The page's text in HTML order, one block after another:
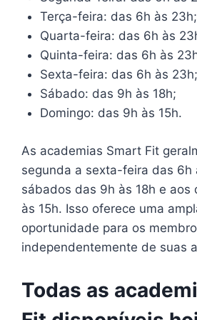
Terça-feira: das 6h às 23h;
Quarta-feira: das 6h às
Quinta-feira: das 6h às
Sexta-feira: das 6h às 23h;
Sábado: das 9h às 18h;
Domingo: das 9h às 15h.
As academias Smart Fit
segunda a sexta-feira das 6h
sábados das 9h às 18h e aos
às 15h. Isso oferece uma
oportunidade para os
independentemente de suas
Todas as